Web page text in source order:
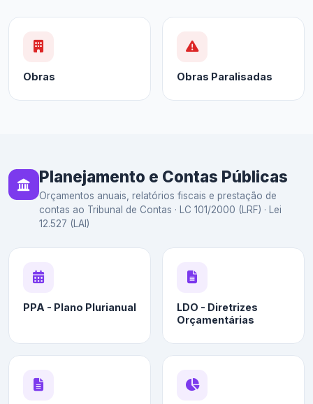
Obras Obras Paralisadas
Planejamento e Contas Públicas
Orçamentos anuais, relatórios fiscais e prestação de
contas ao Tribunal de Contas · LC 101/2000 (LRF) · Lei
12.527 (LAI)
PPA - Plano Plurianual
LDO - Diretrizes
Orçamentárias